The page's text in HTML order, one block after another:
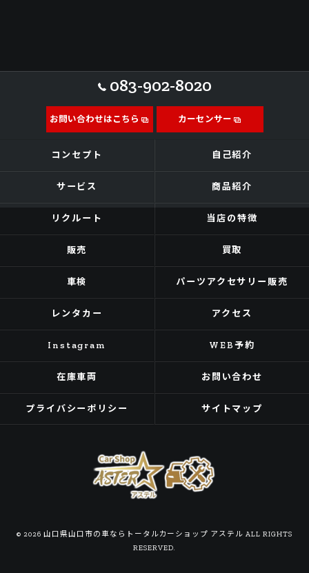
083-902-8020
お問い合わせはこちら カーセンサー
コンセプト 自己紹介
サービス 商品紹介
リクルート 当店の特徴
販売 買取
車検 パーツアクセサリー販売
レンタカー アクセス
Instagram WEB予約
在庫車両 お問い合わせ
プライバシーポリシー サイトマップ
© 2026 山口県山口市の車ならトータルカーショップ アステル ALL RIGHTS
RESERVED.